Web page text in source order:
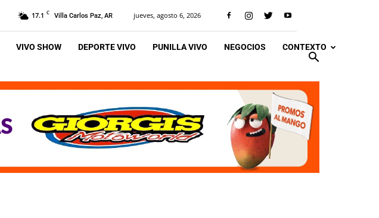
17.1 C Villa Carlos Paz, AR jueves, agosto 6, 2026
VIVO SHOW DEPORTE VIVO PUNILLA VIVO NEGOCIOS CONTEXTO